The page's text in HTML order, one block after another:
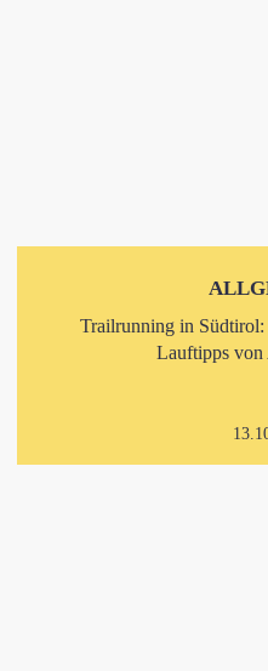
Trailrunning in Südtirol:
Lauftipps von